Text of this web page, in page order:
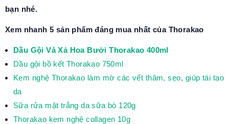
bạn nhé.
Xem nhanh 5 sản phẩm đáng mua nhất của Thorakao
Dầu Gội Và Xả Hoa Bưởi Thorakao 400ml
Dầu gội bồ kết Thorakao 750ml
Kem nghệ Thorakao làm mờ các vết thâm, sẹo, giúp tái tạo
da
Sữa rửa mặt trắng da sữa bò 120g
Thorakao kem nghệ collagen 10g